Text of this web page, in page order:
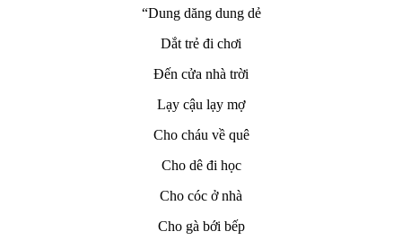
“Dung dăng dung dẻ
Dắt trẻ đi chơi
Đến cửa nhà trời
Lạy cậu lạy mợ
Cho cháu về quê
Cho dê đi học
Cho cóc ở nhà
Cho gà bới bếp